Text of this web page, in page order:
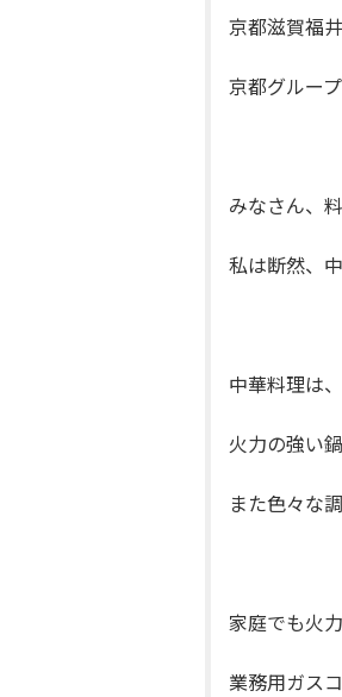
京都滋賀福
京都グルー
みなさん、
私は断然、
中華料理は
火力の強い
また色々な
家庭でも火
業務用ガス